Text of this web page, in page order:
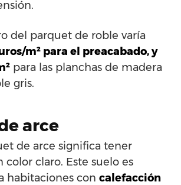
del parquet de roble varía
m² para el preacabado, y
para las planchas de madera
gris.
arce
de arce significa tener
color claro. Este suelo es
habitaciones con calefacción